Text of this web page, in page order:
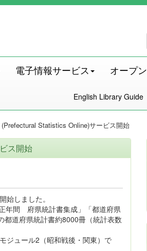
電子情報サービス オープ
English Library Guide
(Prefectural Statistics Online)サービス開始
ス開始
始しました。
年間 府県統計書集成」「都道府県
道府県統計書約8000冊（統計表数
ジュール2（昭和戦後・関東）で